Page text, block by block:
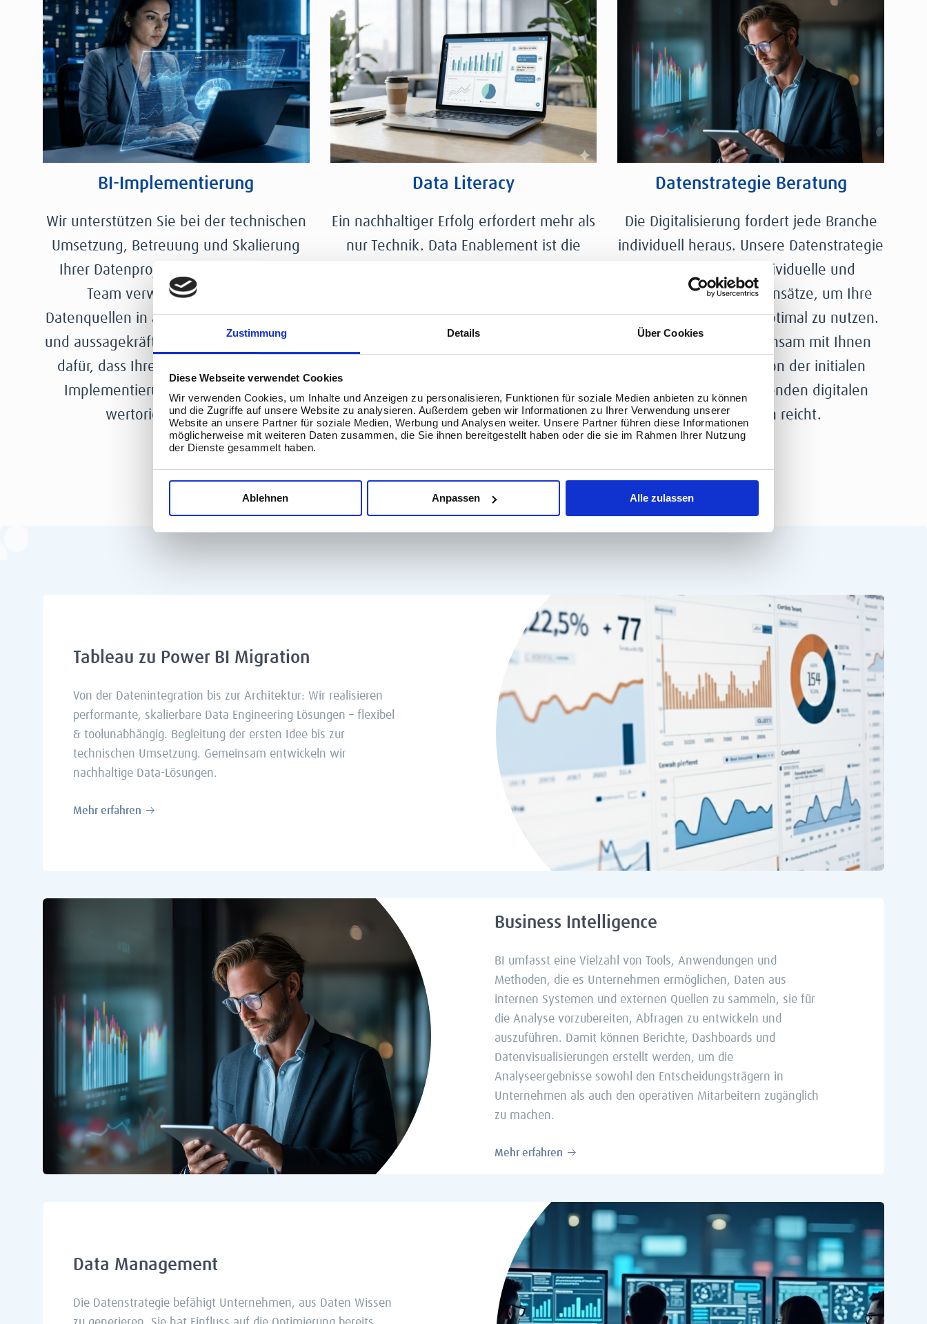
Zustimmung Details Über Cookies
Diese Webseite verwendet Cookies
Wir verwenden Cookies, um Inhalte und Anzeigen zu personalisieren, Funktionen für soziale Medien anbieten zu können
und die Zugriffe auf unsere Website zu analysieren. Außerdem geben wir Informationen zu Ihrer Verwendung unserer
Website an unsere Partner für soziale Medien, Werbung und Analysen weiter. Unsere Partner führen diese Informationen
möglicherweise mit weiteren Daten zusammen, die Sie ihnen bereitgestellt haben oder die sie im Rahmen Ihrer Nutzung
der Dienste gesammelt haben.
Ablehnen Anpassen Alle zulassen
BI-Implementierung
Wir unterstützen Sie bei der technischen
Umsetzung, Betreuung und Skalierung
Ihrer Datenprojekte. Unser Delivery-
Team verwandelt komplexe
Datenquellen in automatisierte Pipelines
und aussagekräftige Insights. Wir sorgen
dafür, dass Ihre Business Intelligence
Implementierung stabil, sicher und
wertorientiert erfolgt.
Data Literacy
Ein nachhaltiger Erfolg erfordert mehr als
nur Technik. Data Enablement ist die
schulen Ihre Teams in Tools wie Tableau
auf, damit Ihre Mitarbeiter
datengetriebene Entscheidungen autark
treffen können.
Datenstrategie Beratung
Die Digitalisierung fordert jede Branche
individuell heraus. Unsere Datenstrategie
Beratung bietet individuelle und
durchdachte Lösungsansätze, um Ihre
Unternehmensdaten optimal zu nutzen.
Wir entwickeln gemeinsam mit Ihnen
eine Roadmap, die von der initialen
Vision bis zur umfassenden digitalen
Transformation reicht.
Tableau zu Power BI Migration
Von der Datenintegration bis zur Architektur: Wir realisieren
performante, skalierbare Data Engineering Lösungen – flexibel
& toolunabhängig. Begleitung der ersten Idee bis zur
technischen Umsetzung. Gemeinsam entwickeln wir
nachhaltige Data-Lösungen.
Mehr erfahren
Business Intelligence
BI umfasst eine Vielzahl von Tools, Anwendungen und
Methoden, die es Unternehmen ermöglichen, Daten aus
internen Systemen und externen Quellen zu sammeln, sie für
die Analyse vorzubereiten, Abfragen zu entwickeln und
auszuführen. Damit können Berichte, Dashboards und
Datenvisualisierungen erstellt werden, um die
Analyseergebnisse sowohl den Entscheidungsträgern in
Unternehmen als auch den operativen Mitarbeitern zugänglich
zu machen.
Mehr erfahren
Data Management
Die Datenstrategie befähigt Unternehmen, aus Daten Wissen